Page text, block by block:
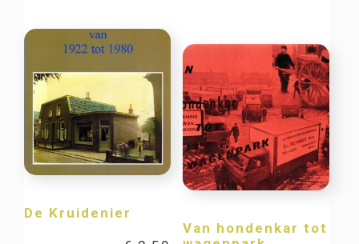
De Kruidenier
Van hondenkar tot